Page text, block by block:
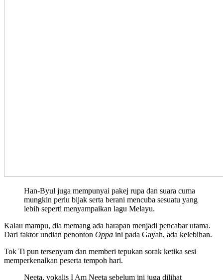
Han-Byul juga mempunyai pakej rupa dan suara cuma
mungkin perlu bijak serta berani mencuba sesuatu yang
lebih seperti menyampaikan lagu Melayu.
Kalau mampu, dia memang ada harapan menjadi pencabar utama.
Dari faktor undian penonton Oppa ini pada Gayah, ada kelebihan.
Tok Ti pun tersenyum dan memberi tepukan sorak ketika sesi
memperkenalkan peserta tempoh hari.
Neeta, vokalis I Am Neeta sebelum ini juga dilihat